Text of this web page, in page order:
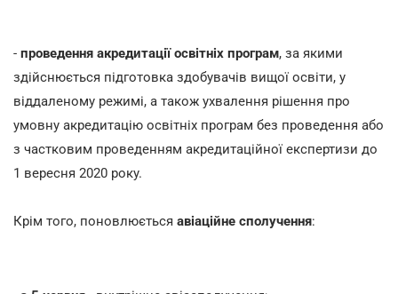
- проведення акредитації освітніх програм, за якими
здійснюється підготовка здобувачів вищої освіти, у
віддаленому режимі, а також ухвалення рішення про
умовну акредитацію освітніх програм без проведення або
з частковим проведенням акредитаційної експертизи до
1 вересня 2020 року.
Крім того, поновлюється авіаційне сполучення: